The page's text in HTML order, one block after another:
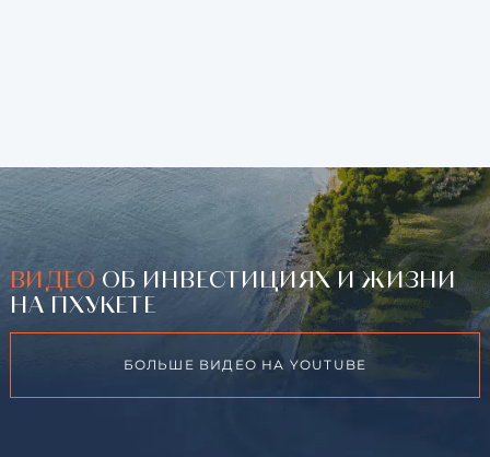
ВИДЕО ОБ ИНВЕСТИЦИЯХ И ЖИЗНИ
НА ПХУКЕТЕ
БОЛЬШЕ ВИДЕО НА YOUTUBE